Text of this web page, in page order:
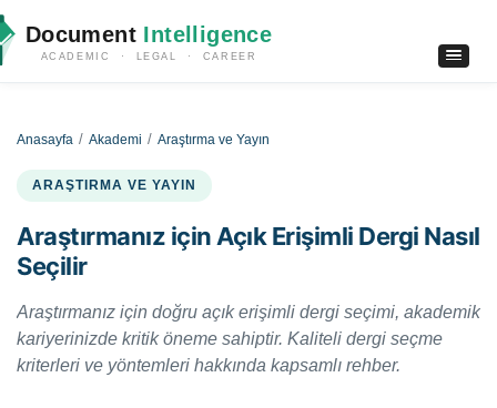
Document Intelligence
ACADEMIC · LEGAL · CAREER
Anasayfa Akademi Araştırma ve Yayın
ARAŞTIRMA VE YAYIN
Araştırmanız için Açık Erişimli Dergi Nasıl
Seçilir
Araştırmanız için doğru açık erişimli dergi seçimi, akademik
kariyerinizde kritik öneme sahiptir. Kaliteli dergi seçme
kriterleri ve yöntemleri hakkında kapsamlı rehber.